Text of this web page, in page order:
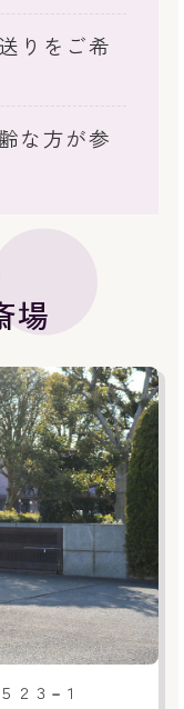
りをご希
な方が参
場
２３−１